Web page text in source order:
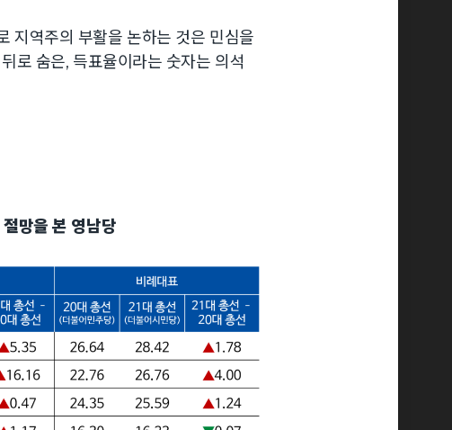
지역주의 부활을 논하는 것은 민심을
로 숨은, 득표율이라는 숫자는 의석
망을 본 영남당